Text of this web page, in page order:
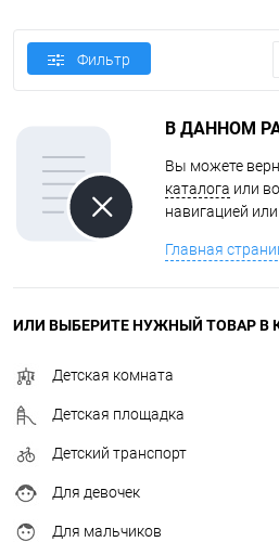
Фильтр
В ДАННОМ
Вы можете
каталога или
навигацией
Главная
ИЛИ ВЫБЕРИТЕ НУЖНЫЙ ТОВАР В
Детская комната
Детская площадка
Детский транспорт
Для девочек
Для мальчиков